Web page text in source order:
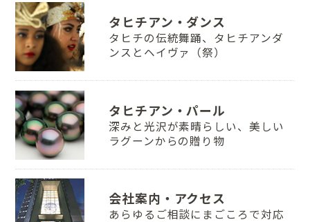
タヒチアン・ダンス
タヒチの伝統舞踊、タヒチアンダ
ンスとヘイヴァ（祭）
タヒチアン・パール
深みと光沢が素晴らしい、美しい
ラグーンからの贈り物
会社案内・アクセス
あらゆるご相談にまごころで対応